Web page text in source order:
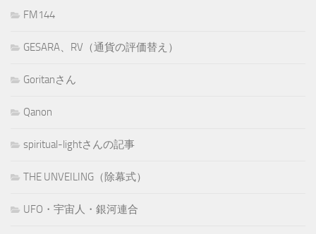
FM144
GESARA、RV（通貨の評価替え）
Goritanさん
Qanon
spiritual-lightさんの記事
THE UNVEILING（除幕式）
UFO・宇宙人・銀河連合